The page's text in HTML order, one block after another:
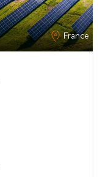
France